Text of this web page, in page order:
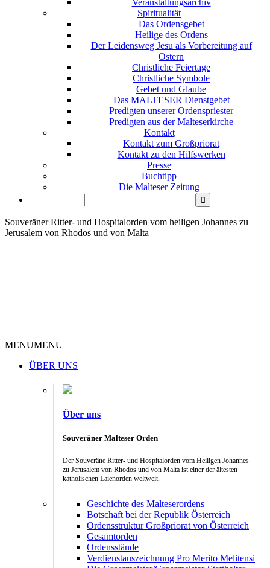
Veranstaltungsarchiv
Spiritualität
Das Ordensgebet
Heilige des Ordens
Der Leidensweg Jesu als Vorbereitung auf
Ostern
Christliche Feiertage
Christliche Symbole
Gebet und Glaube
Das MALTESER Dienstgebet
Predigten unserer Ordenspriester
Predigten aus der Malteserkirche
Kontakt
Kontakt zum Großpriorat
Kontakt zu den Hilfswerken
Presse
Buchtipp
Die Malteser Zeitung
Souveräner Ritter- und Hospitalorden vom heiligen Johannes zu
Jerusalem von Rhodos und von Malta
MENUMENU
ÜBER UNS
Über uns
Souveräner Malteser Orden
Der Souveräne Ritter- und Hospitalorden vom Heiligen Johannes
zu Jerusalem von Rhodos und von Malta ist einer der ältesten
katholischen Laienorden weltweit.
Geschichte des Malteserordens
Botschaft bei der Republik Österreich
Ordensstruktur Großpriorat von Österreich
Gesamtorden
Ordensstände
Verdienstauszeichnung Pro Merito Melitensi